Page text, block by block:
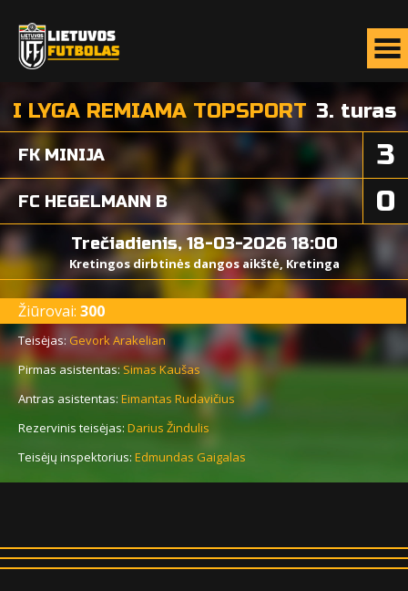
I LYGA REMIAMA TOPSPORT 3. turas
3
FK MINIJA
FC HEGELMANN B 0
Trečiadienis, 18-03-2026 18:00
Kretingos dirbtinės dangos aikštė, Kretinga
Žiūrovai: 300
Teisėjas: Gevork Arakelian
Pirmas asistentas:Simas Kaušas
Antras asistentas: Eimantas Rudavičius
Rezervinis teisėjas: Darius Žindulis
Teisėjų inspektorius: Edmundas Gaigalas